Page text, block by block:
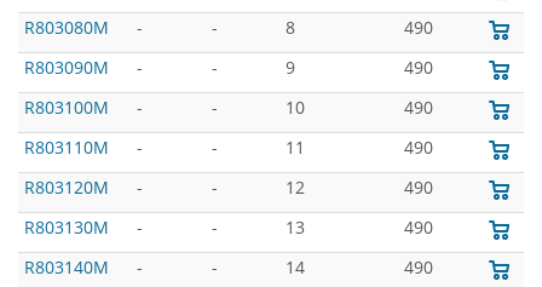
R803080M
- - 8
490
R803090M
- - 9
490
R803100M
- - 10
490
R803110M
- - 11
490
R803120M
- - 12
490
R803130M
- - 13
490
R803140M
- - 14
490